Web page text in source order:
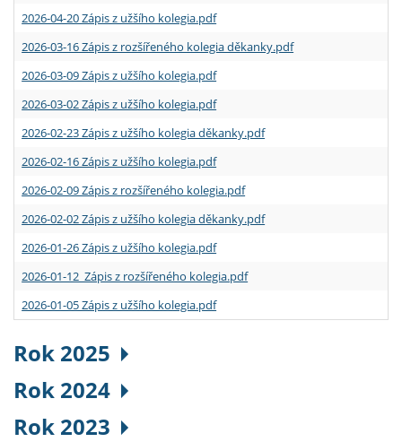
2026-04-20 Zápis z užšího kolegia.pdf
2026-03-16 Zápis z rozšířeného kolegia děkanky.pdf
2026-03-09 Zápis z užšího kolegia.pdf
2026-03-02 Zápis z užšího kolegia.pdf
2026-02-23 Zápis z užšího kolegia děkanky.pdf
2026-02-16 Zápis z užšího kolegia.pdf
2026-02-09 Zápis z rozšířeného kolegia.pdf
2026-02-02 Zápis z užšího kolegia děkanky.pdf
2026-01-26 Zápis z užšího kolegia.pdf
2026-01-12 Zápis z rozšířeného kolegia.pdf
2026-01-05 Zápis z užšího kolegia.pdf
Rok 2025
Rok 2024
Rok 2023